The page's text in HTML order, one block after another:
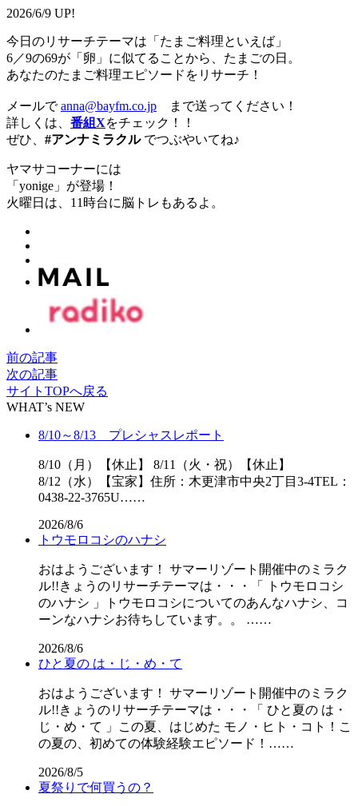
2026/6/9 UP!
今日のリサーチテーマは「たまご料理といえば」
6／9の69が「卵」に似てることから、たまごの日。
あなたのたまご料理エピソードをリサーチ！
メールでanna@bayfm.co.jp まで送ってください！
詳しくは、 番組Xをチェック！！
ぜひ、 #アンナミラクルでつぶやいてね♪
ヤマサコーナーには
「yonige」が登場！
火曜日は、11時台に脳トレもあるよ。
前の記事
次の記事
サイトTOPへ戻る
WHAT’s NEW
8/10～8/13 プレシャスレポート
8/10（月）【休止】 8/11（火・祝）【休止】
8/12（水）【宝家】住所：木更津市中央2丁目3-4TEL：
0438-22-3765U……
2026/8/6
トウモロコシのハナシ
おはようございます！ サマーリゾート開催中のミラク
ル!!きょうのリサーチテーマは・・・「 トウモロコシ
のハナシ 」トウモロコシについてのあんなハナシ、コ
ーンなハナシお待ちしています。。 ……
2026/8/6
ひと夏の は・じ・め・て
おはようございます！ サマーリゾート開催中のミラク
ル!!きょうのリサーチテーマは・・・「 ひと夏の は・
じ・め・て 」この夏、はじめた モノ・ヒト・コト！こ
の夏の、初めての体験経験エピソード！……
2026/8/5
夏祭りで何買うの？